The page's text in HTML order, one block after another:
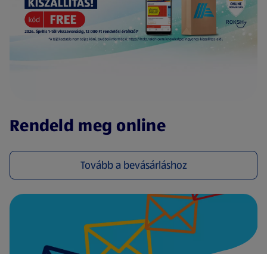
Rendeld meg online
Tovább a bevásárláshoz
(új oldalon nyílik meg)